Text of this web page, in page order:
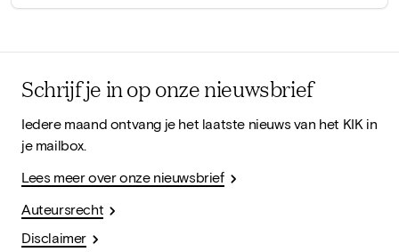
Schrijf je in op onze nieuwsbrief
Iedere maand ontvang je het laatste nieuws van het KIK in
je mailbox.
Lees meer over onze nieuwsbrief
Auteursrecht
Disclaimer